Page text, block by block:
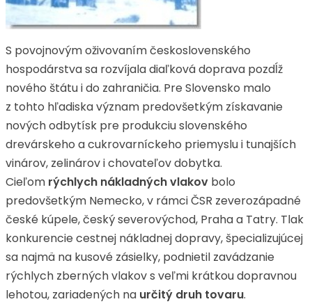
S povojnovým oživovaním československého
hospodárstva sa rozvíjala diaľková doprava pozdĺž
nového štátu i do zahraničia. Pre Slovensko malo
z tohto hľadiska význam predovšetkým získavanie
nových odbytísk pre produkciu slovenského
drevárskeho a cukrovarníckeho priemyslu i tunajších
vinárov, zelinárov i chovateľov dobytka.
Cieľom rýchlych nákladných vlakov bolo
predovšetkým Nemecko, v rámci ČSR zeverozápadné
české kúpele, český severovýchod, Praha a Tatry. Tlak
konkurencie cestnej nákladnej dopravy, špecializujúcej
sa najmä na kusové zásielky, podnietil zavádzanie
rýchlych zberných vlakov s veľmi krátkou dopravnou
lehotou, zariadených na určitý druh tovaru.